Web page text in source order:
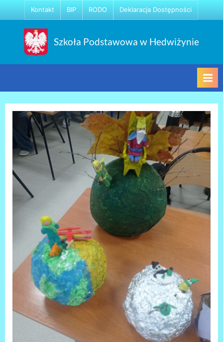
to
content
Kontakt BIP RODO Deklaracja Dostępności
Szkoła Podstawowa w Hedwiżynie